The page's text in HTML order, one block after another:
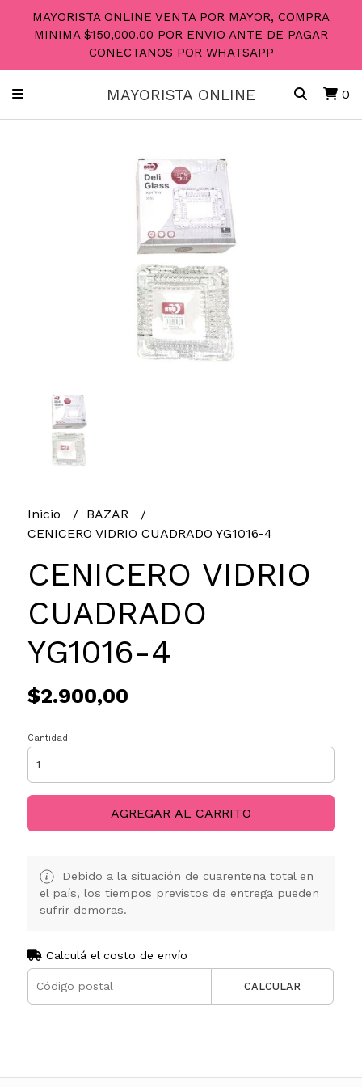
MAYORISTA ONLINE VENTA POR MAYOR, COMPRA
MINIMA $150,000.00 POR ENVIO ANTE DE PAGAR
CONECTANOS POR WHATSAPP
MAYORISTA ONLINE 0
Inicio
BAZAR
CENICERO VIDRIO CUADRADO YG1016-4
CENICERO VIDRIO
CUADRADO
YG1016-4
$2.900,00
Cantidad
AGREGAR AL CARRITO
Debido a la situación de cuarentena total en
el país, los tiempos previstos de entrega pueden
sufrir demoras.
Calculá el costo de envío
CALCULAR